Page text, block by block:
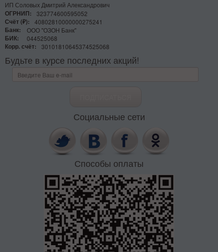
ИП Соловых Дмитрий Александрович
ОГРНИП:
323774600595052
Счёт (₽):
40802810000000275241
Банк:
ООО "ОЗОН Банк"
БИК:
044525068
Корр. счёт:
30101810645374525068
Будьте в курсе последних акций!
Социальные сети
Способы оплаты